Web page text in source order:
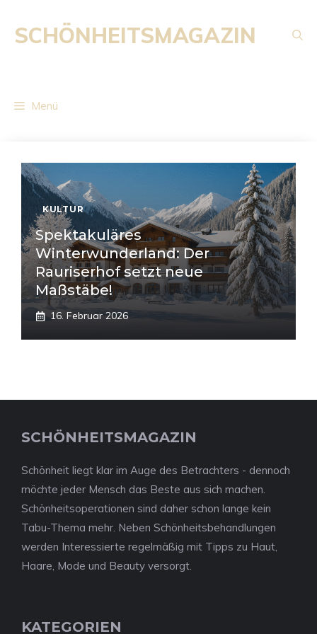
Inhalt
springen
SCHÖNHEITSMAGAZIN
Menü
KULTUR
Spektakuläres
Winterwunderland: Der
Rauriserhof setzt neue
Maßstäbe!
16. Februar 2026
SCHÖNHEITSMAGAZIN
Schönheit liegt klar im Auge des Betrachters - dennoch
möchte jeder Mensch das Beste aus sich machen.
Schönheitsoperationen sind daher schon lange kein
Tabu-Thema mehr. Neben Schönheitsbehandlungen
werden Interessierte regelmäßig mit Tipps zu Haut,
Haare, Mode und Beauty versorgt.
KATEGORIEN